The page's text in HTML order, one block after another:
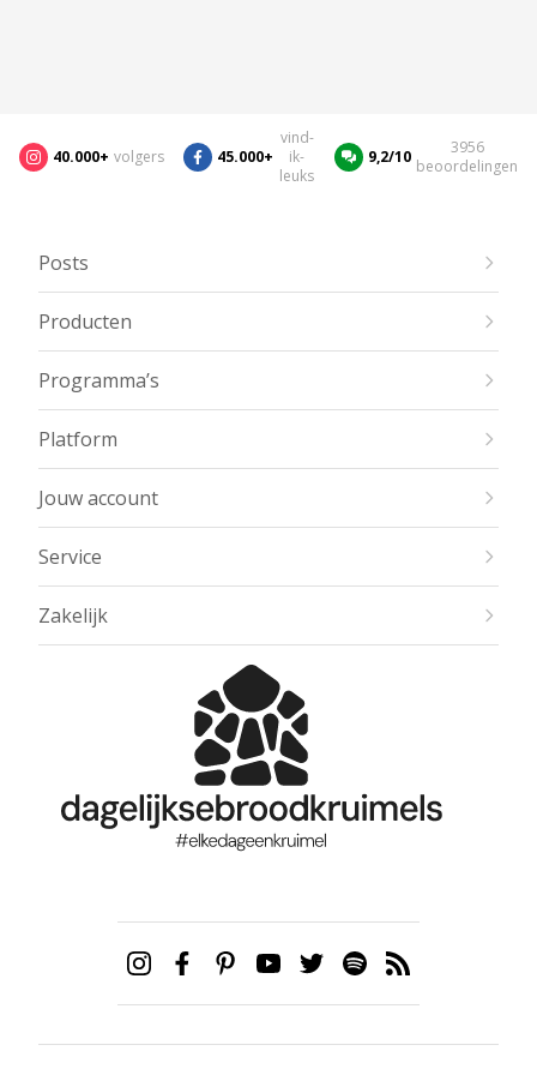
40.000+ volgers 45.000+
vind-
ik-
leuks
9,2/10
3956
beoordelingen
Posts
Producten
Programma’s
Platform
Jouw account
Service
Zakelijk